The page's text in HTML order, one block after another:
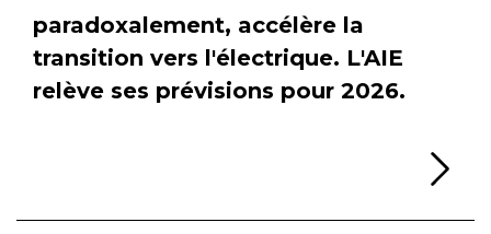
paradoxalement, accélère la
transition vers l'électrique. L'AIE
relève ses prévisions pour 2026.